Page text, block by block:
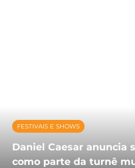
FESTIVAIS E SHOWS
Daniel Caesar anuncia
como parte da turnê